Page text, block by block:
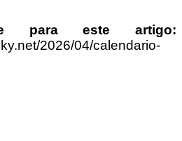
para este artigo:
2026/04/calendario-